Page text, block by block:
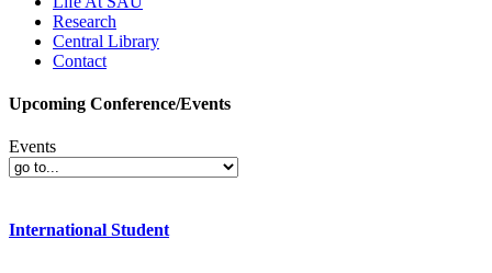
Research
Central Library
Contact
Upcoming Conference/Events
Events
International Student